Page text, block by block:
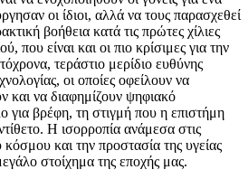
οι ίδιοι, αλλά να τους παρασχεθεί
βοήθεια κατά τις πρώτες χίλιες
που είναι και οι πιο κρίσιμες για την
τεράστιο μερίδιο ευθύνης
οι οποίες οφείλουν να
να διαφημίζουν ψηφιακό
για βρέφη, τη στιγμή που η επιστήμη
Η ισορροπία ανάμεσα στις
και την προστασία της υγείας
στοίχημα της εποχής μας.